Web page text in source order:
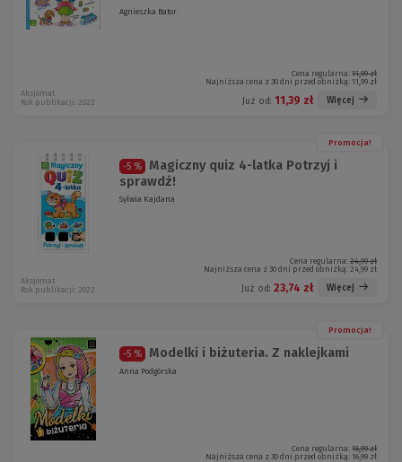
Agnieszka Bator
Cena regularna: 11,99 zł
Najniższa cena z 30 dni przed obniżką: 11,99 zł
Już od: 11,39 zł Więcej
Aksjomat
Rok publikacji: 2022
Promocja!
-5 %
Magiczny quiz 4-latka Potrzyj i
sprawdź!
Sylwia Kajdana
Cena regularna: 24,99 zł
Najniższa cena z 30 dni przed obniżką: 24,99 zł
Już od: 23,74 zł Więcej
Aksjomat
Rok publikacji: 2022
Promocja!
-5 % Modelki i biżuteria. Z naklejkami
Anna Podgórska
Cena regularna: 16,99 zł
Najniższa cena z 30 dni przed obniżką: 16,99 zł